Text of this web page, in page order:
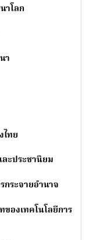
าโลก
า
ไทย
ะประชานิยม
กระจายอำนาจ
องเทคโนโลยีการ